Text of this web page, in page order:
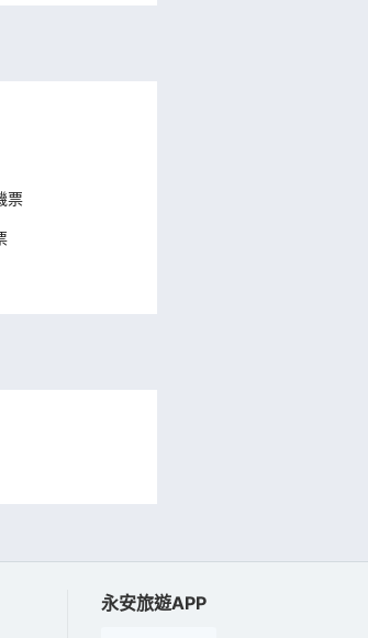
票
永安旅遊APP